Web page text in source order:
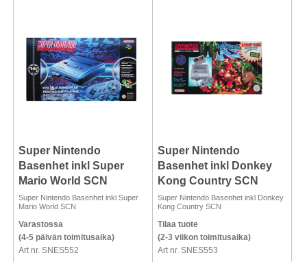
Super Nintendo
Basenhet inkl Super
Mario World SCN
Super Nintendo Basenhet inkl Super
Mario World SCN
Varastossa
(4-5 päivän toimitusaika)
Art nr. SNES552
Super Nintendo
Basenhet inkl Donkey
Kong Country SCN
Super Nintendo Basenhet inkl Donkey
Kong Country SCN
Tilaa tuote
(2-3 viikon toimitusaika)
Art nr. SNES553